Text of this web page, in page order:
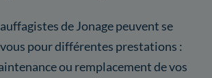
de Jonage peuvent se
pour différentes prestations :
ou remplacement de vos